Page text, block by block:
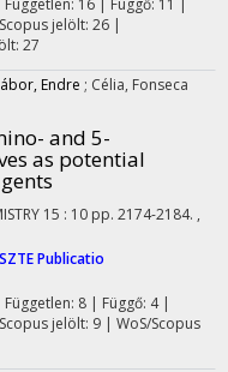
Független: 16 | Függő: 11 |
jelölt: 26 |
27
Endre ; Célia, Fonseca
and 5-
as potential
15 : 10 pp. 2174-2184. ,
SZTE Publicatio
8 | Függő: 4 |
jelölt: 9 | WoS/Scopus